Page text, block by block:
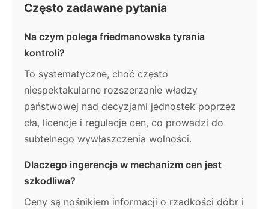
Często zadawane pytania
Na czym polega friedmanowska tyrania
kontroli?
To systematyczne, choć często
niespektakularne rozszerzanie władzy
państwowej nad decyzjami jednostek poprzez
cła, licencje i regulacje cen, co prowadzi do
subtelnego wywłaszczenia wolności.
Dlaczego ingerencja w mechanizm cen jest
szkodliwa?
Ceny są nośnikiem informacji o rzadkości dóbr i